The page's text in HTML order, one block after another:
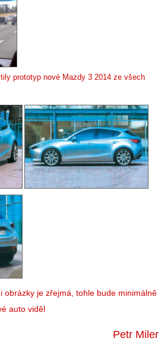
prototyp nové Mazdy 3 2014 ze všech
obrázky je zřejmá, tohle bude minimálně
auto viděl
Petr Miler